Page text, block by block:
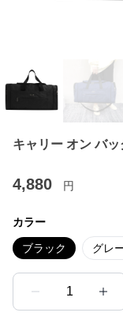
キャリー オン バ
4,880 円
カラー
ブラック グレ
1